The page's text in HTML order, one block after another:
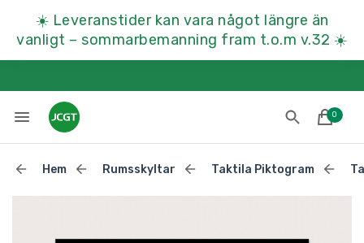
☀️ Leveranstider kan vara något längre än
vanligt – sommarbemanning fram t.o.m v.32 ☀️
0
Hem Rumsskyltar Taktila Piktogram